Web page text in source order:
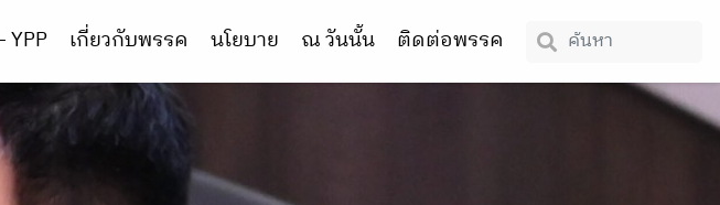
YPP เกี่ยวกับพรรค นโยบาย ณ วันนั้น ติดต่อพรรค